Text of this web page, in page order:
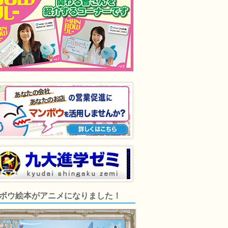
ウ絵本がアニメになりました！